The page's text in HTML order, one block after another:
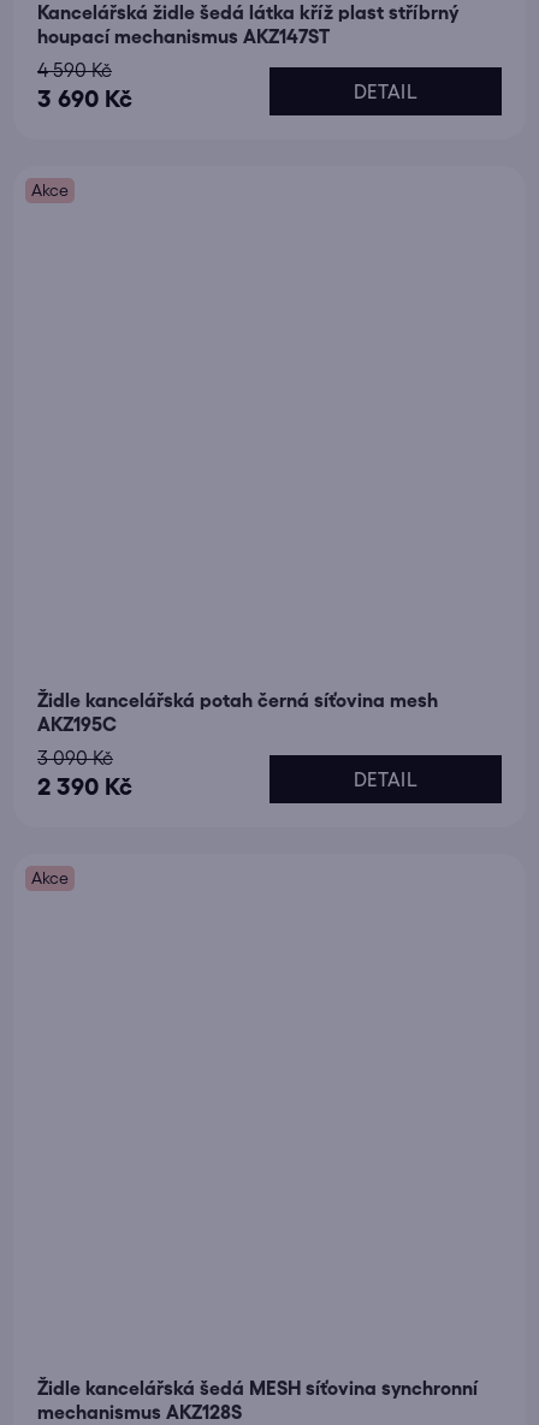
Kancelářská židle šedá látka kříž plast stříbrný
houpací mechanismus AKZ147ST
3 690 Kč
4 590 Kč
DETAIL
Akce
Židle kancelářská potah černá síťovina mesh
AKZ195C
2 390 Kč
3 090 Kč
DETAIL
Akce
Židle kancelářská šedá MESH síťovina synchronní
mechanismus AKZ128S